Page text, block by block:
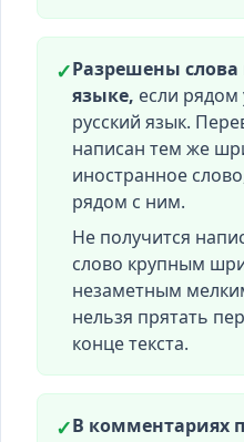
✓Разрешены
языке, если рядом
русский язык.
написан тем же
иностранное
рядом с ним.
Не получится
слово крупным
незаметным
нельзя прятать
конце текста.
✓В комментариях